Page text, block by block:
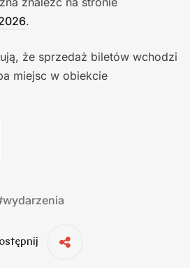
.
że sprzedaż biletów wchodzi
miejsc w obiekcie
wydarzenia